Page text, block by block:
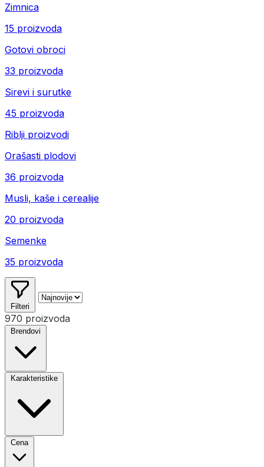
Zimnica
15 proizvoda
Gotovi obroci
33 proizvoda
Sirevi i surutke
45 proizvoda
Riblji proizvodi
Orašasti plodovi
36 proizvoda
Musli, kaše i cerealije
20 proizvoda
Semenke
35 proizvoda
Filteri
970 proizvoda
Brendovi
Karakteristike
Cena